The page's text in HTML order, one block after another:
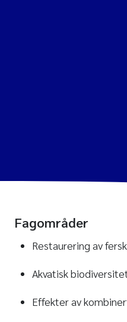
Fagområder
Restaurering av
Akvatisk
Effekter av